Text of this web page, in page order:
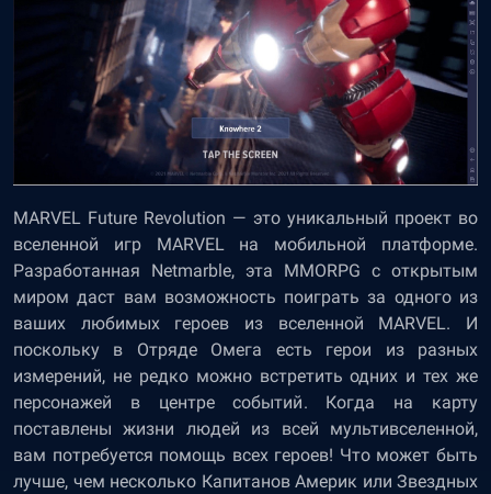
MARVEL Future Revolution — это уникальный проект во
вселенной игр MARVEL на мобильной платформе.
Разработанная Netmarble, эта MMORPG с открытым
миром даст вам возможность поиграть за одного из
ваших любимых героев из вселенной MARVEL. И
поскольку в Отряде Омега есть герои из разных
измерений, не редко можно встретить одних и тех же
персонажей в центре событий. Когда на карту
поставлены жизни людей из всей мультивселенной,
вам потребуется помощь всех героев! Что может быть
лучше, чем несколько Капитанов Америк или Звездных